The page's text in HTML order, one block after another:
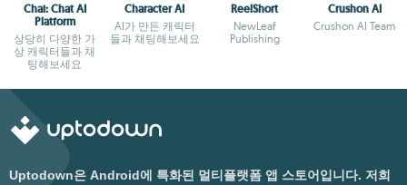
Chai: Chat AI
Platform
상당히 다양한 가
상 캐릭터들과 채
팅해보세요
Character AI
AI가 만든 캐릭터
들과 채팅해보세요
ReelShort
NewLeaf
Publishing
Crushon AI
Crushon AI Team
Uptodown은 Android에 특화된 멀티플랫폼 앱 스토어입니다. 저희